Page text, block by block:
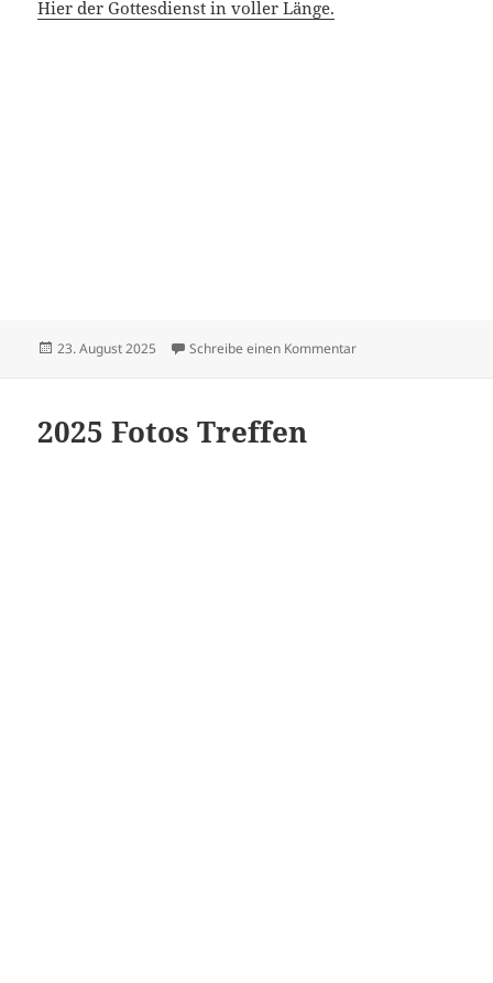
Hier der Gottesdienst in voller Länge.
Veröffentlicht
23. August 2025 Schreibe einen Kommentarzu Sängerfest in
2025 Fotos Treffen